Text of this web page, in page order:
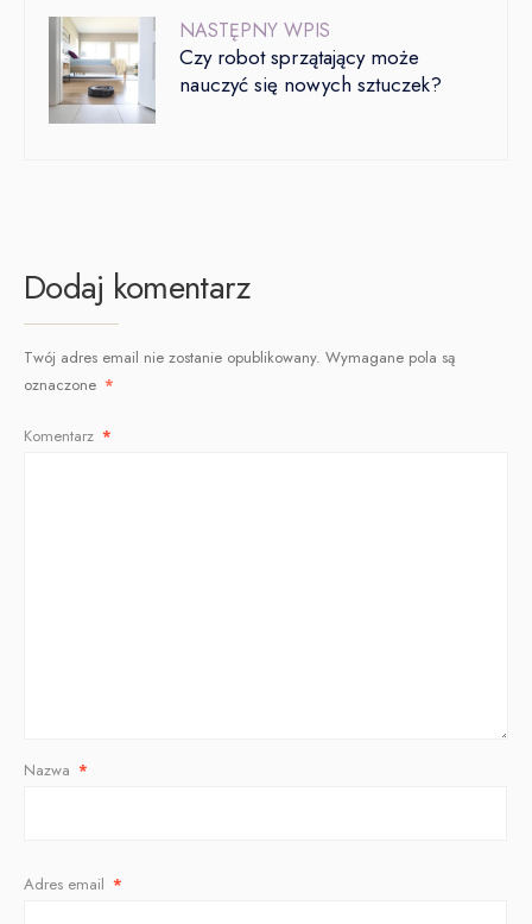
NASTĘPNY WPIS
Czy robot sprzątający może
nauczyć się nowych sztuczek?
Dodaj komentarz
Twój adres email nie zostanie opublikowany. Wymagane pola są
oznaczone *
Komentarz *
Nazwa *
Adres email *